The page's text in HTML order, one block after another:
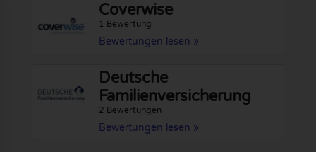
Coverwise
1 Bewertung
Bewertungen lesen »
Deutsche
Familienversicherung
2 Bewertungen
Bewertungen lesen »